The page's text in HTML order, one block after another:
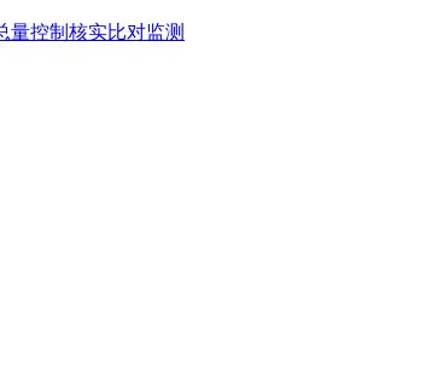
量控制核实比对监测